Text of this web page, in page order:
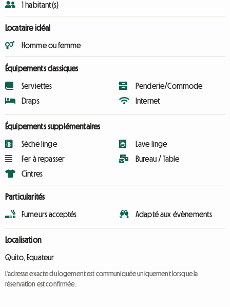
1 habitant(s)
Locataire idéal
Homme ou femme
Équipements classiques
Serviettes
Draps
Penderie/Commode
Internet
Équipements supplémentaires
Sèche linge
Fer à repasser
Cintres
Lave linge
Bureau / Table
Particularités
Fumeurs acceptés Adapté aux évènements
Localisation
Quito, Equateur
L'adresse exacte du logement est communiquée uniquement lorsque la
réservation est confirmée.